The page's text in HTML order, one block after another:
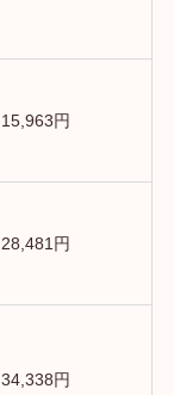
15,963円
28,481円
34,338円